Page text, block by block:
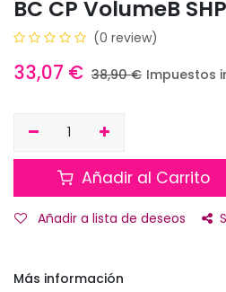
BC CP VolumeB
(0 review)
33,07 € 38,90€ Impuestos
Añadir al Carrito
Añadir a lista de deseos
Más información